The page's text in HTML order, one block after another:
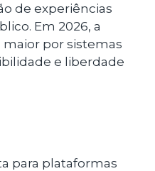
de experiências
Em 2026, a
maior por sistemas
e liberdade
para plataformas